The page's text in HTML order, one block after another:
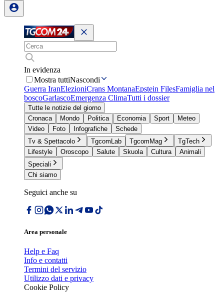
In evidenza
Mostra tuttiNascondi
Guerra IranElezioniCrans MontanaEpstein FilesFamiglia nel
boscoGarlascoEmergenza ClimaTutti i dossier
Tutte le notizie del giorno
Cronaca
Mondo Politica Economia Sport
Meteo
Video
Foto Infografiche
Schede
Tv & Spettacolo
TgcomLab TgcomMag
TgTech
Lifestyle
Oroscopo Salute Skuola Cultura
Animali
Speciali
Chi siamo
Seguici anche su
Area personale
Help e Faq
Info e contatti
Termini del servizio
Utilizzo dati e privacy
Cookie Policy